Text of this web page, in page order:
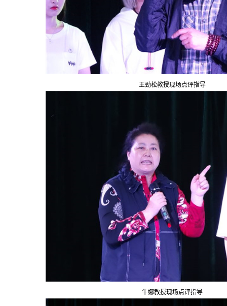
王劲松教授现场点评指导
牛娜教授现场点评指导